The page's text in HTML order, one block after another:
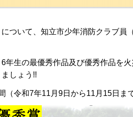
について、知立市少年消防クラブ
年生の最優秀作品及び優秀作品を
しょう!!
（令和7年11月9日から11月15日ま